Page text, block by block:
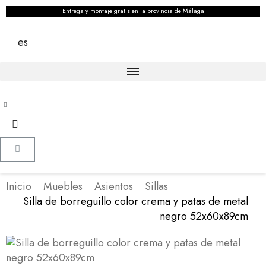
Entrega y montaje gratis en la provincia de Málaga
es
Inicio Muebles Asientos
Sillas
Silla de borreguillo color crema y patas de metal
negro 52x60x89cm